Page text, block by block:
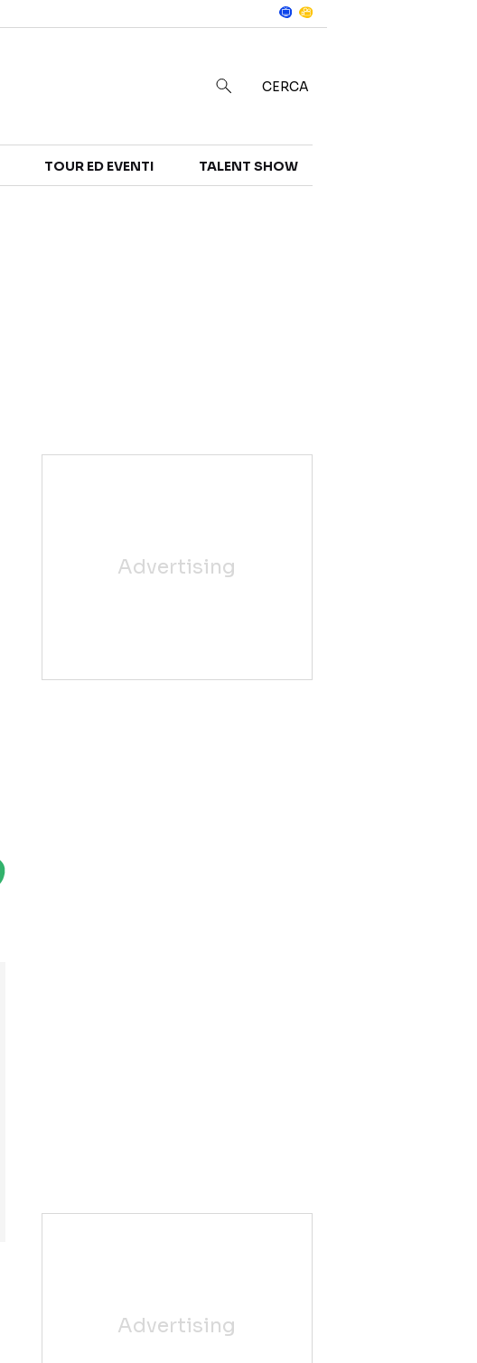
CERCA
TOUR ED EVENTI TALENT SHOW